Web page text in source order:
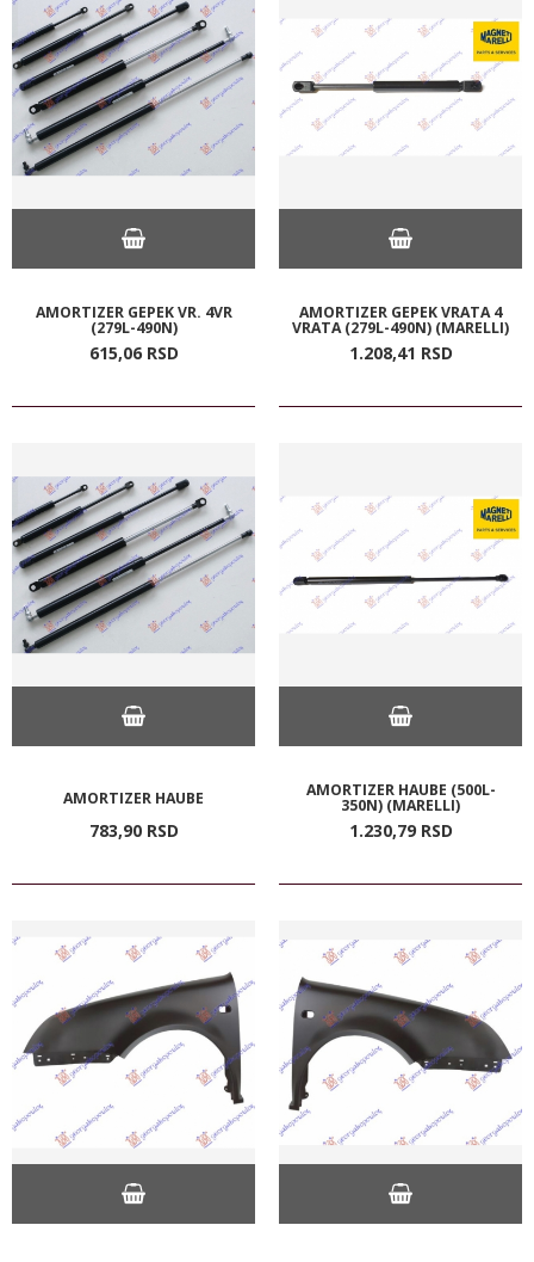
AMORTIZER GEPEK VR. 4VR
(279L-490N)
615,06 RSD
AMORTIZER GEPEK VRATA 4
VRATA (279L-490N) (MARELLI)
1.208,41 RSD
AMORTIZER HAUBE
783,90 RSD
AMORTIZER HAUBE (500L-
350N) (MARELLI)
1.230,79 RSD